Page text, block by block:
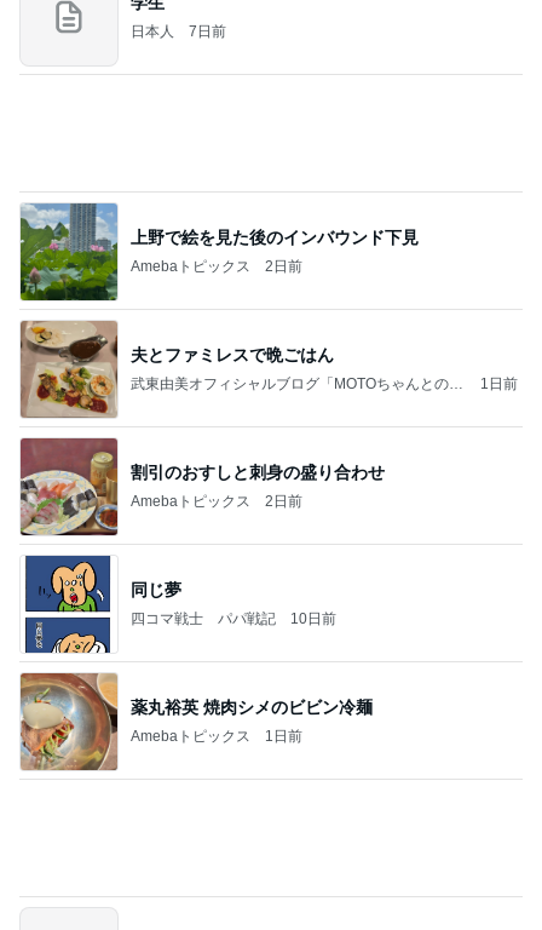
日本人 7日前
上野で絵を見た後のインバウンド下見
Amebaトピックス 2日前
夫とファミレスで晩ごはん
武東由美オフィシャルブログ「MOTOちゃんとのは
1日前
割引のおすしと刺身の盛り合わせ
Amebaトピックス 2日前
同じ夢
四コマ戦士 パパ戦記 10日前
薬丸裕英 焼肉シメのビビン冷麺
Amebaトピックス 1日前